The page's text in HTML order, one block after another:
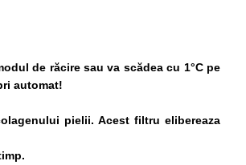
de răcire sau va scădea cu 1°C pe
automat!
pielii. Acest filtru elibereaza